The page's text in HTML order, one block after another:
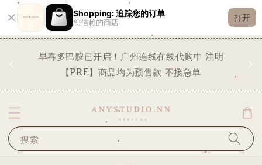
Shopping: 追踪您的订单
您信赖的商店
打开
早春多巴胺已开启！广州连线在线代购中 注明
【PRE】商品均为预售款 不接急单
搜索